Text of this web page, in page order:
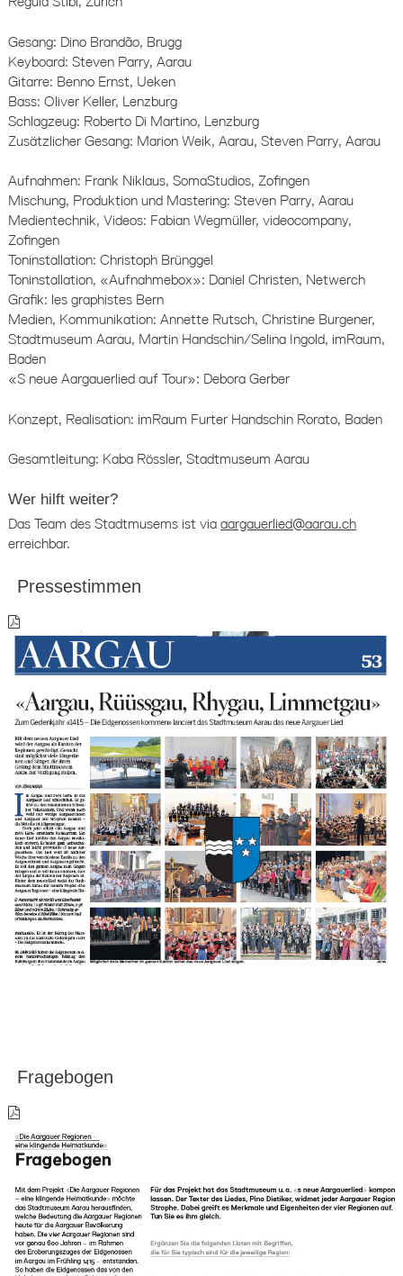
Gesang: Dino Brandão, Brugg
Keyboard: Steven Parry, Aarau
Gitarre: Benno Ernst, Ueken
Bass: Oliver Keller, Lenzburg
Schlagzeug: Roberto Di Martino, Lenzburg
Zusätzlicher Gesang: Marion Weik, Aarau, Steven Parry, Aarau
Aufnahmen: Frank Niklaus, SomaStudios, Zofingen
Mischung, Produktion und Mastering: Steven Parry, Aarau
Medientechnik, Videos: Fabian Wegmüller, videocompany,
Zofingen
Toninstallation: Christoph Brünggel
Toninstallation, «Aufnahmebox»: Daniel Christen, Netwerch
Grafik: les graphistes Bern
Medien, Kommunikation: Annette Rutsch, Christine Burgener,
Stadtmuseum Aarau, Martin Handschin/Selina Ingold, imRaum,
Baden
«S neue Aargauerlied auf Tour»: Debora Gerber
Konzept, Realisation: imRaum Furter Handschin Rorato, Baden
Gesamtleitung: Kaba Rössler, Stadtmuseum Aarau
Wer hilft weiter?
Das Team des Stadtmusems ist via aargauerlied@aarau.ch
erreichbar.
Pressestimmen
Fragebogen